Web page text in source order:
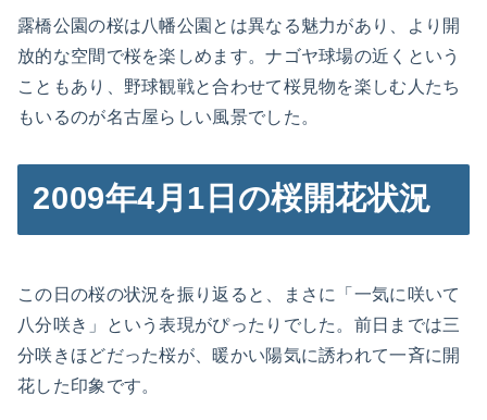
露橋公園の桜は八幡公園とは異なる魅力があり、より開
放的な空間で桜を楽しめます。ナゴヤ球場の近くという
こともあり、野球観戦と合わせて桜見物を楽しむ人たち
もいるのが名古屋らしい風景でした。
2009年4月1日の桜開花状況
この日の桜の状況を振り返ると、まさに「一気に咲いて
八分咲き」という表現がぴったりでした。前日までは三
分咲きほどだった桜が、暖かい陽気に誘われて一斉に開
花した印象です。